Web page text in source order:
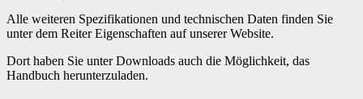
Alle weiteren Spezifikationen und technischen Daten finden Sie
unter dem Reiter Eigenschaften auf unserer Website.
Dort haben Sie unter Downloads auch die Möglichkeit, das
Handbuch herunterzuladen.